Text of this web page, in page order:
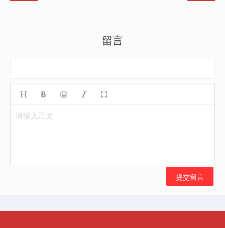
留言
请输入正文
提交留言